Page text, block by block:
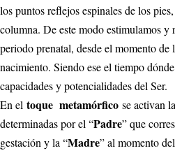
los puntos reflejos espinales de los
columna. De este modo estimulamos y
periodo prenatal, desde el momento de
nacimiento. Siendo ese el tiempo
capacidades y potencialidades del Ser.
En el toque metamórfico se activan
determinadas por el “Padre” que
gestación y la “Madre” al momento